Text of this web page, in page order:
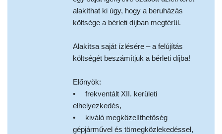
alakíthat ki úgy, hogy a beruházás
költsége a bérleti díjban megtérül.
Alakítsa saját ízlésére – a felújítás
költségét beszámítjuk a bérleti díjba!
Előnyök:
• frekventált XII. kerületi
elhelyezkedés,
• kiváló megközelíthetőség
gépjárművel és tömegközlekedéssel,